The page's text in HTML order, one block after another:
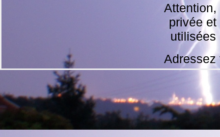
privée
utilisées
Adressez